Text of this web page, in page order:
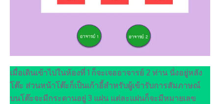
เมื่อเดินเข้าไปในห้องที่ 1 ก็จะเจออาจารย์ 2 ท่าน นั่งอยู่หลัง
โต๊ะ ส่วนหน้าโต๊ะก็เป็นเก้าอี้สำหรับผู้เข้ารับการสัมภาษณ์
บนโต๊ะจะมีกระดานอยู่ 3 แผ่น แต่ละแผ่นก็จะมีหมายเลข